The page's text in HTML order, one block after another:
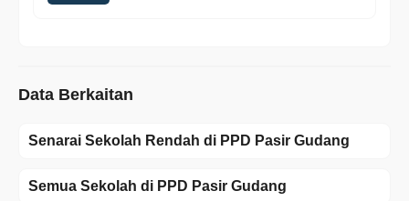
Data Berkaitan
Senarai Sekolah Rendah di PPD Pasir Gudang
Semua Sekolah di PPD Pasir Gudang